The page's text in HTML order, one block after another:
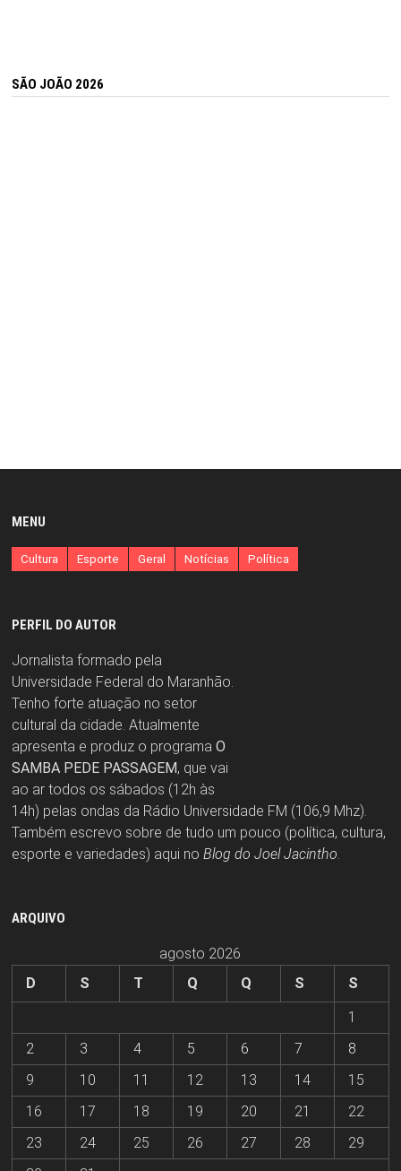
SÃO JOÃO 2026
MENU
Cultura Esporte Geral Notícias Política
PERFIL DO AUTOR
Jornalista formado pela
Universidade Federal do Maranhão.
Tenho forte atuação no setor
cultural da cidade. Atualmente
apresenta e produz o programa O
SAMBA PEDE PASSAGEM, que vai
ao ar todos os sábados (12h às
14h) pelas ondas da Rádio Universidade FM (106,9 Mhz).
Também escrevo sobre de tudo um pouco (política, cultura,
esporte e variedades) aqui no Blog do Joel Jacintho.
ARQUIVO
agosto 2026
D
S T Q Q S
S
1
2
3 4 5 6 7
8
9
10 11 12 13 14
15
16
17 18 19 20 21
22
23
24 25 26 27 28
29